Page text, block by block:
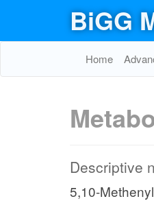
BiGG
Home
Descriptive
5,10-